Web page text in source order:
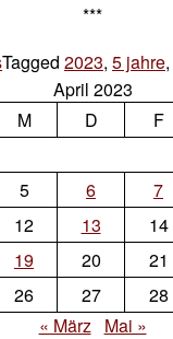
***
Tagged 2023, 5 jahre,
April 2023
M D F
5 6 7
12 13 14
19 20 21
26 27 28
« März Mai »